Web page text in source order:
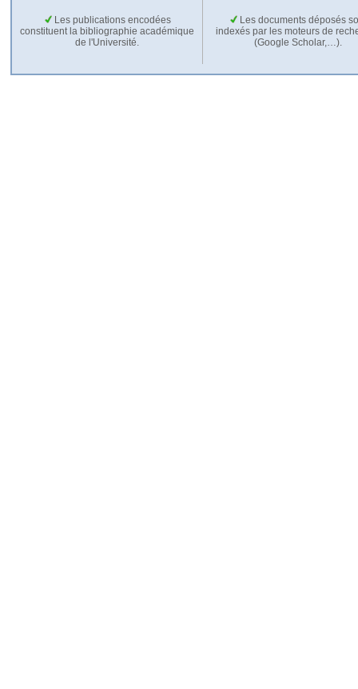
Les publications encodées
constituent la bibliographie académique
de l'Université.
Les documents déposés
indexés par les moteurs de
(Google Scholar,…).